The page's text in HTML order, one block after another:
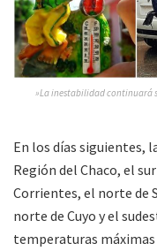
»La inestabilidad continuará
En los días siguientes,
Región del Chaco, el
Corrientes, el norte de
norte de Cuyo y el
temperaturas máximas